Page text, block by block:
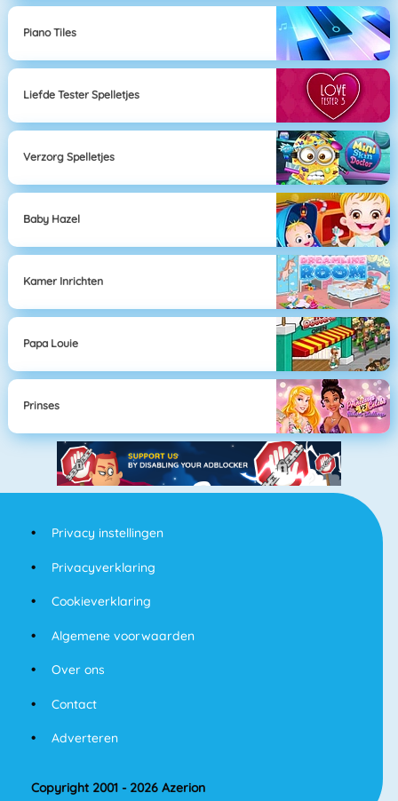
Piano Tiles
Liefde Tester Spelletjes
Verzorg Spelletjes
Baby Hazel
Kamer Inrichten
Papa Louie
Prinses
Privacy instellingen
Privacyverklaring
Cookieverklaring
Algemene voorwaarden
Over ons
Contact
Adverteren
Copyright 2001 - 2026 Azerion